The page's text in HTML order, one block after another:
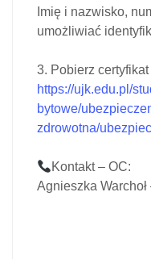
Imię i nazwisko,
umożliwiać
3. Pobierz
https://ujk.edu.pl/
bytowe/
zdrowotna/
Kontakt – OC:
Agnieszka